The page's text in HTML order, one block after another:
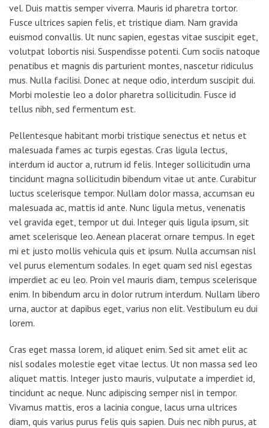
vel. Duis mattis semper viverra. Mauris id pharetra tortor.
Fusce ultrices sapien felis, et tristique diam. Nam gravida
euismod convallis. Ut nunc sapien, egestas vitae suscipit eget,
volutpat lobortis nisi. Suspendisse potenti. Cum sociis natoque
penatibus et magnis dis parturient montes, nascetur ridiculus
mus. Nulla facilisi. Donec at neque odio, interdum suscipit dui.
Morbi molestie leo a dolor pharetra sollicitudin. Fusce id
tellus nibh, sed fermentum est.
Pellentesque habitant morbi tristique senectus et netus et
malesuada fames ac turpis egestas. Cras ligula lectus,
interdum id auctor a, rutrum id felis. Integer sollicitudin urna
tincidunt magna sollicitudin bibendum vitae ut ante. Curabitur
luctus scelerisque tempor. Nullam dolor massa, accumsan eu
malesuada ac, mattis id ante. Nunc ligula metus, venenatis
vel gravida eget, tempor ut dui. Integer quis ligula ipsum, sit
amet scelerisque leo. Aenean placerat ornare tempus. In eget
mi et justo mollis vehicula quis et ipsum. Nulla accumsan nisl
vel purus elementum sodales. In eget quam sed nisl egestas
imperdiet ac eu leo. Proin vel mauris diam, tempus scelerisque
enim. In bibendum arcu in dolor rutrum interdum. Nullam libero
urna, auctor at dapibus eget, varius non elit. Vestibulum eu dui
lorem.
Cras eget massa lorem, id aliquet enim. Sed sit amet elit ac
nisl sodales molestie eget vitae lectus. Ut non massa sed leo
aliquet mattis. Integer justo mauris, vulputate a imperdiet id,
tincidunt ac neque. Nunc adipiscing semper nisl in tempor.
Vivamus mattis, eros a lacinia congue, lacus urna ultrices
diam, quis varius purus felis quis sapien. Duis nec nibh purus, at